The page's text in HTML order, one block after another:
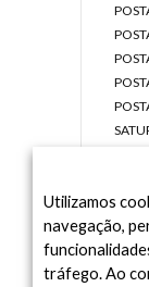
Utilizamos
navegação,
tráfego. Ao